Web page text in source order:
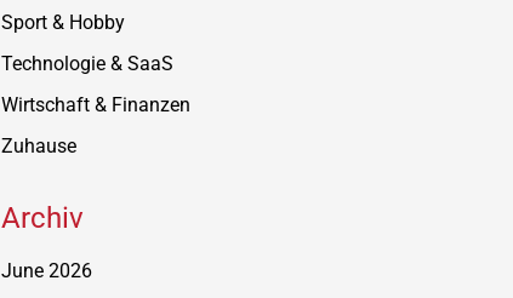
Sport & Hobby
Technologie & SaaS
Wirtschaft & Finanzen
Zuhause
Archiv
June 2026